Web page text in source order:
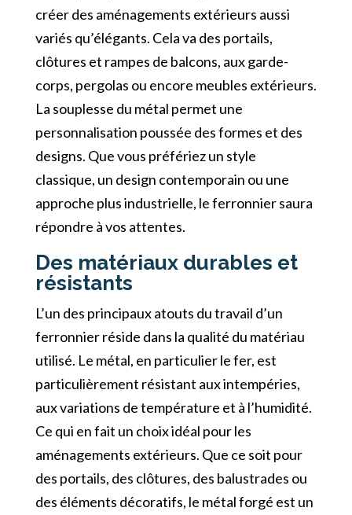
créer des aménagements extérieurs aussi
variés qu’élégants. Cela va des portails,
clôtures et rampes de balcons, aux garde-
corps, pergolas ou encore meubles extérieurs.
La souplesse du métal permet une
personnalisation poussée des formes et des
designs. Que vous préfériez un style
classique, un design contemporain ou une
approche plus industrielle, le ferronnier saura
répondre à vos attentes.
Des matériaux durables et
résistants
L’un des principaux atouts du travail d’un
ferronnier réside dans la qualité du matériau
utilisé. Le métal, en particulier le fer, est
particulièrement résistant aux intempéries,
aux variations de température et à l’humidité.
Ce qui en fait un choix idéal pour les
aménagements extérieurs. Que ce soit pour
des portails, des clôtures, des balustrades ou
des éléments décoratifs, le métal forgé est un